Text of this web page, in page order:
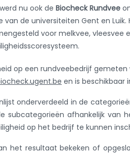
nu ook de Biocheck Rundvee
de universiteiten Gent en
voor melkvee, vleesvee
op een rundveebedrijf gemeten
en is beschikbaar
onderverdeeld in de
subcategorieën afhankelijk
op het bedrijf te kunnen
het resultaat bekeken of